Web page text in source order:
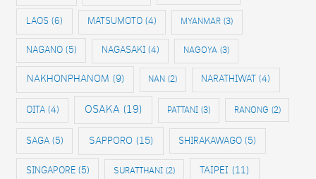
LAOS (6) MATSUMOTO (4) MYANMAR (3)
NAGANO(5) NAGASAKI(4) NAGOYA (3)
NAKHONPHANOM (9) NAN (2) NARATHIWAT (4)
OITA(4) OSAKA (19) PATTANI (3) RANONG (2)
SAGA(5) SAPPORO (15) SHIRAKAWAGO (5)
SINGAPORE(5) SURATTHANI (2) TAIPEI (11)